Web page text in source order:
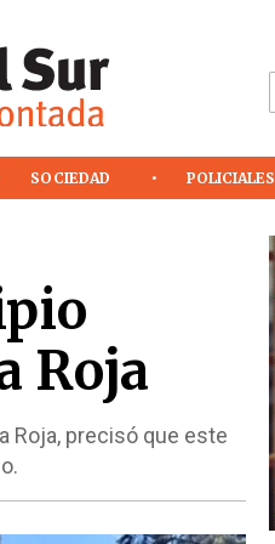
SOCIEDAD POLICIALES
Roja
Roja, precisó que este